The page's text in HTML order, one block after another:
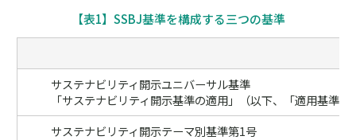
【表1】SSBJ基準を構成する三つの基準
サステナビリティ開示ユニバーサル基準
「サステナビリティ開示基準の適用」（以下、「適用基準」
サステナビリティ開示テーマ別基準第1号